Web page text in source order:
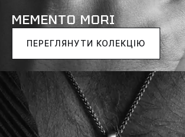
MEMENTO MORI
ПЕРЕГЛЯНУТИ КОЛЕКЦІЮ